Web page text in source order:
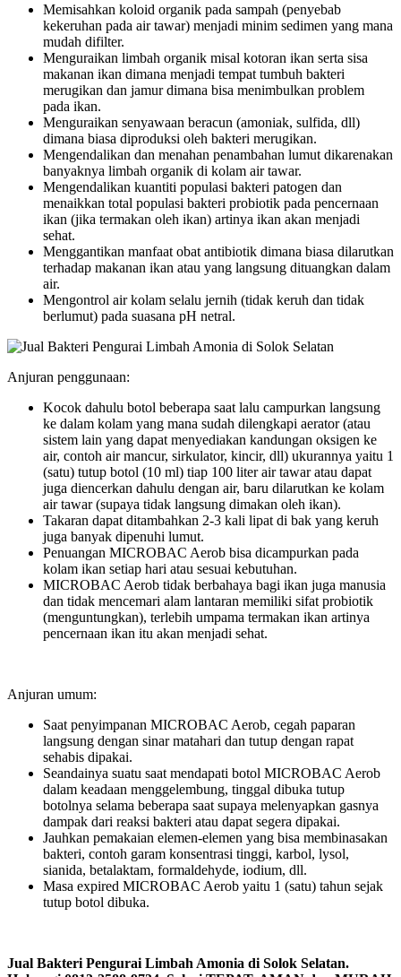
Memisahkan koloid organik pada sampah (penyebab
kekeruhan pada air tawar) menjadi minim sedimen yang mana
mudah difilter.
Menguraikan limbah organik misal kotoran ikan serta sisa
makanan ikan dimana menjadi tempat tumbuh bakteri
merugikan dan jamur dimana bisa menimbulkan problem
pada ikan.
Menguraikan senyawaan beracun (amoniak, sulfida, dll)
dimana biasa diproduksi oleh bakteri merugikan.
Mengendalikan dan menahan penambahan lumut dikarenakan
banyaknya limbah organik di kolam air tawar.
Mengendalikan kuantiti populasi bakteri patogen dan
menaikkan total populasi bakteri probiotik pada pencernaan
ikan (jika termakan oleh ikan) artinya ikan akan menjadi
sehat.
Menggantikan manfaat obat antibiotik dimana biasa dilarutkan
terhadap makanan ikan atau yang langsung dituangkan dalam
air.
Mengontrol air kolam selalu jernih (tidak keruh dan tidak
berlumut) pada suasana pH netral.
Anjuran penggunaan:
Kocok dahulu botol beberapa saat lalu campurkan langsung
ke dalam kolam yang mana sudah dilengkapi aerator (atau
sistem lain yang dapat menyediakan kandungan oksigen ke
air, contoh air mancur, sirkulator, kincir, dll) ukurannya yaitu 1
(satu) tutup botol (10 ml) tiap 100 liter air tawar atau dapat
juga diencerkan dahulu dengan air, baru dilarutkan ke kolam
air tawar (supaya tidak langsung dimakan oleh ikan).
Takaran dapat ditambahkan 2-3 kali lipat di bak yang keruh
juga banyak dipenuhi lumut.
Penuangan MICROBAC Aerob bisa dicampurkan pada
kolam ikan setiap hari atau sesuai kebutuhan.
MICROBAC Aerob tidak berbahaya bagi ikan juga manusia
dan tidak mencemari alam lantaran memiliki sifat probiotik
(menguntungkan), terlebih umpama termakan ikan artinya
pencernaan ikan itu akan menjadi sehat.
Anjuran umum:
Saat penyimpanan MICROBAC Aerob, cegah paparan
langsung dengan sinar matahari dan tutup dengan rapat
sehabis dipakai.
Seandainya suatu saat mendapati botol MICROBAC Aerob
dalam keadaan menggelembung, tinggal dibuka tutup
botolnya selama beberapa saat supaya melenyapkan gasnya
dampak dari reaksi bakteri atau dapat segera dipakai.
Jauhkan pemakaian elemen-elemen yang bisa membinasakan
bakteri, contoh garam konsentrasi tinggi, karbol, lysol,
sianida, betalaktam, formaldehyde, iodium, dll.
Masa expired MICROBAC Aerob yaitu 1 (satu) tahun sejak
tutup botol dibuka.
Jual Bakteri Pengurai Limbah Amonia di Solok Selatan.